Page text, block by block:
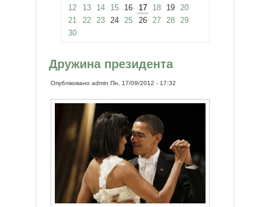
12
13 14 15 16 17 18 19
20
21
22 23 24 25 26 27 28
29
30
Дружина президента
Опублікованоadmin Пн, 17/09/2012 - 17:32